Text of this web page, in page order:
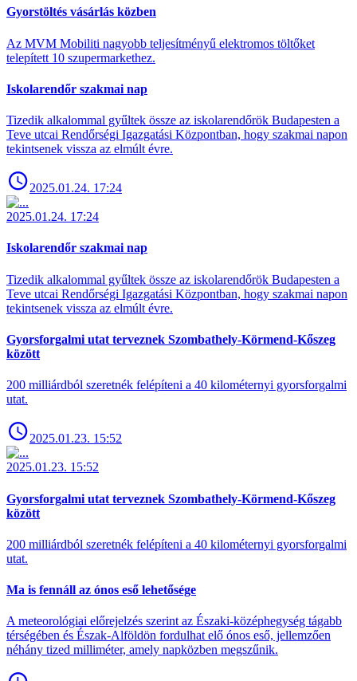
Gyorstöltés vásárlás közben
Az MVM Mobiliti nagyobb teljesítményű elektromos töltőket
telepített 10 szupermarkethez.
Iskolarendőr szakmai nap
Tizedik alkalommal gyűltek össze az iskolarendőrök Budapesten a
Teve utcai Rendőrségi Igazgatási Központban, hogy szakmai napon
tekintsenek vissza az elmúlt évre.
2025.01.24. 17:24
2025.01.24. 17:24
Iskolarendőr szakmai nap
Tizedik alkalommal gyűltek össze az iskolarendőrök Budapesten a
Teve utcai Rendőrségi Igazgatási Központban, hogy szakmai napon
tekintsenek vissza az elmúlt évre.
Gyorsforgalmi utat terveznek Szombathely-Körmend-Kőszeg
között
200 milliárdból szeretnék felépíteni a 40 kilométernyi gyorsforgalmi
utat.
2025.01.23. 15:52
2025.01.23. 15:52
Gyorsforgalmi utat terveznek Szombathely-Körmend-Kőszeg
között
200 milliárdból szeretnék felépíteni a 40 kilométernyi gyorsforgalmi
utat.
Ma is fennáll az ónos eső lehetősége
A meteorológiai előrejelzés szerint az Északi-középhegység tágabb
térségében és Észak-Alföldön fordulhat elő ónos eső, jellemzően
néhány tized milliméter, amely napközben megszűnik.